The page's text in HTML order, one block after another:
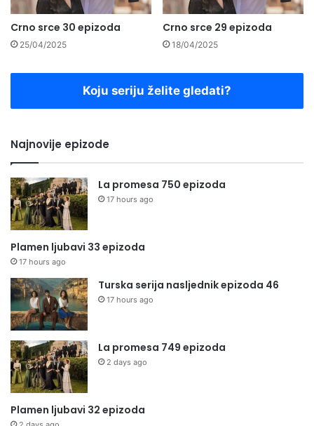
Crno srce 30 epizoda
25/04/2025
Crno srce 29 epizoda
18/04/2025
Koju seriju želite gledati?
Najnovije epizode
La promesa 750 epizoda
17 hours ago
Plamen ljubavi 33 epizoda
17 hours ago
Turska serija nasljednik epizoda 46
17 hours ago
La promesa 749 epizoda
2 days ago
Plamen ljubavi 32 epizoda